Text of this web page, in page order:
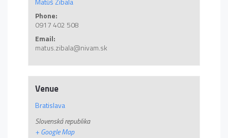
Phone:
0917 402 508
Email:
matus.zibala@nivam.sk
Venue
Bratislava
Slovenská republika
+ Google Map